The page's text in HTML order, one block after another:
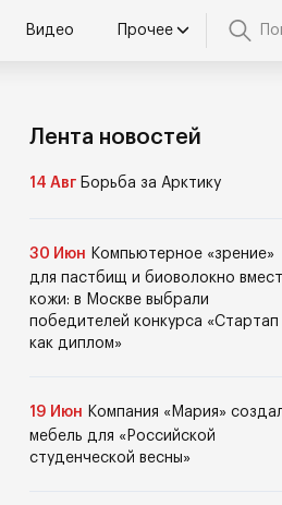
Видео Прочее
Лента новостей
14 Авг Борьба за Арктику
30 Июн Компьютерное «зрение»
для пастбищ и биоволокно
кожи: в Москве выбрали
победителей конкурса «Стартап
как диплом»
19 Июн Компания «Мария»
мебель для «Российской
студенческой весны»